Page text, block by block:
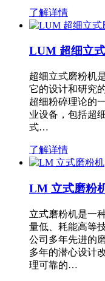
了解详情
LUM 超细立
超细立式磨粉机
它的设计和研究
超细粉碎理论的
业设备，包括超
式…
了解详情
LM 立式磨粉
立式磨粉机是一
量低、耗能高等
公司多年先进的
多年的潜心设计
理可靠的…